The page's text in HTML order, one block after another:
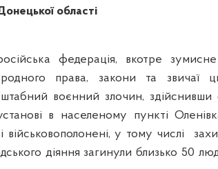
області
федерація, вкотре
права, закони та звичаї
воєнний злочин, здійснивши
в населеному пункті
у тому числі
діяння загинули близько 50